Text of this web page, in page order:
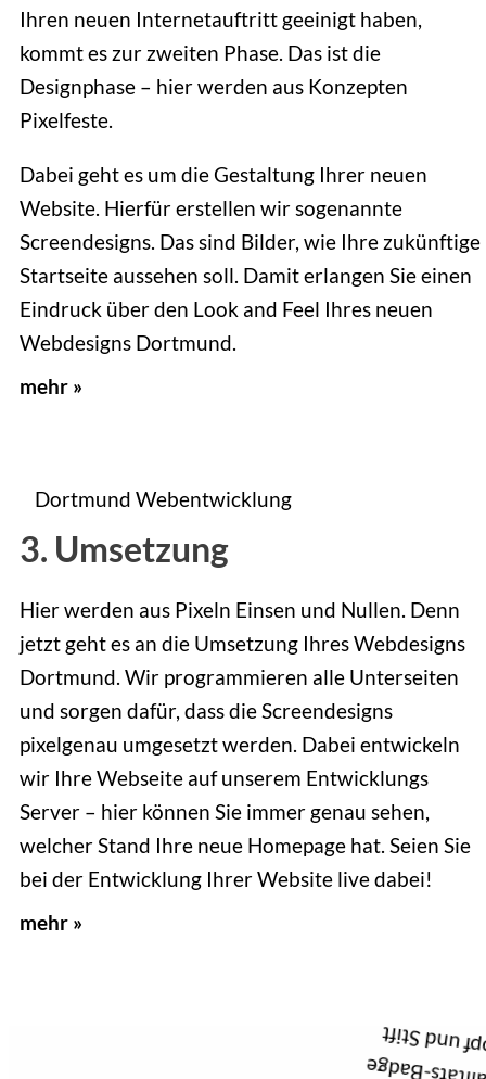
Ihren neuen Internetauftritt geeinigt haben,
kommt es zur zweiten Phase. Das ist die
Designphase – hier werden aus Konzepten
Pixelfeste.
Dabei geht es um die Gestaltung Ihrer neuen
Website. Hierfür erstellen wir sogenannte
Screendesigns. Das sind Bilder, wie Ihre zukünftige
Startseite aussehen soll. Damit erlangen Sie einen
Eindruck über den Look and Feel Ihres neuen
Webdesigns Dortmund.
mehr »
3. Umsetzung
Hier werden aus Pixeln Einsen und Nullen. Denn
jetzt geht es an die Umsetzung Ihres Webdesigns
Dortmund. Wir programmieren alle Unterseiten
und sorgen dafür, dass die Screendesigns
pixelgenau umgesetzt werden. Dabei entwickeln
wir Ihre Webseite auf unserem Entwicklungs
Server – hier können Sie immer genau sehen,
welcher Stand Ihre neue Homepage hat. Seien Sie
bei der Entwicklung Ihrer Website live dabei!
mehr »